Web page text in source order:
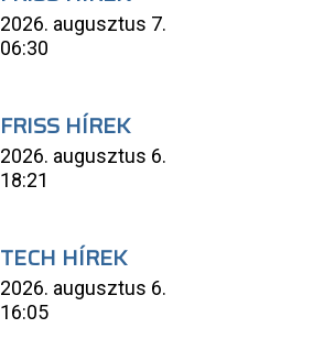
2026. augusztus 7.
06:30
FRISS HÍREK
2026. augusztus 6.
18:21
TECH HÍREK
2026. augusztus 6.
16:05